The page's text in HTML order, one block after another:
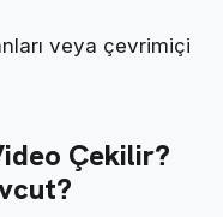
veya çevrimiçi
Çekilir?